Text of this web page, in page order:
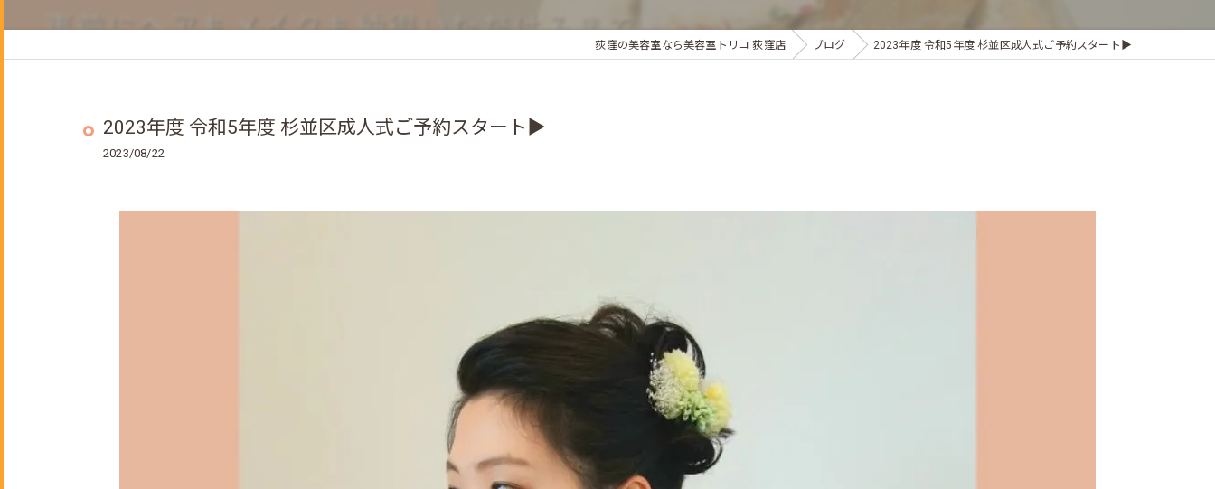
ヘッドスパ
成人式のご予約について
荻窪の美容室なら美容室トリコ 荻窪店 ブログ 2023年度 令和5年度 杉並区成人式ご予約スタート▶
2023年度 令和5年度 杉並区成人式ご予約スタート▶
2023/08/22